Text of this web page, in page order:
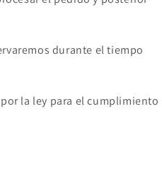
durante el tiempo
la ley para el cumplimiento